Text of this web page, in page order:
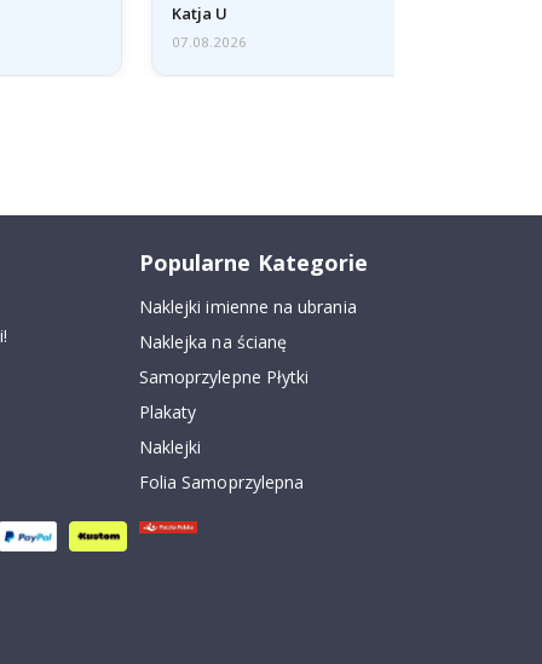
Katja U
07.08.2026
Popularne Kategorie
Naklejki imienne na ubrania
Naklejka na ścianę
Samoprzylepne Płytki
Plakaty
Naklejki
Folia Samoprzylepna